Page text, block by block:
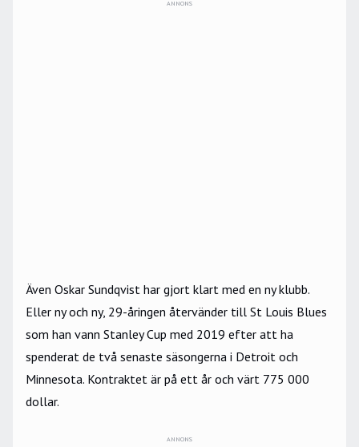
ANNONS
Även Oskar Sundqvist har gjort klart med en ny klubb.
Eller ny och ny, 29-åringen återvänder till St Louis Blues
som han vann Stanley Cup med 2019 efter att ha
spenderat de två senaste säsongerna i Detroit och
Minnesota. Kontraktet är på ett år och värt 775 000
dollar.